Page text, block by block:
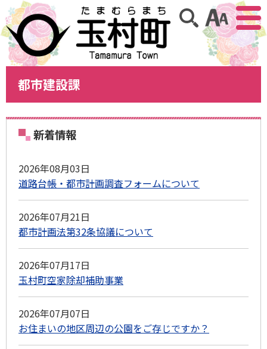
アクセ
サイト内検索
都市建設課
新着情報
2026年08月03日
道路台帳・都市計画調査フォームについて
2026年07月21日
都市計画法第32条協議について
2026年07月17日
玉村町空家除却補助事業
2026年07月07日
お住まいの地区周辺の公園をご存じですか？